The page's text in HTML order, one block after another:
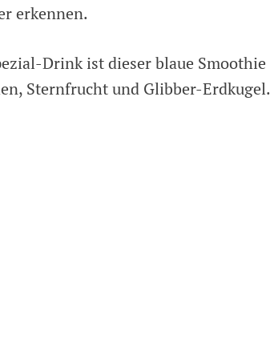
erkennen.
Drink ist dieser blaue Smoothie
Sternfrucht und Glibber-Erdkugel.